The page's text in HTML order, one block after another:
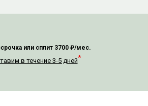
или сплит 3700₽/мес.
в течение 3-5 дней*